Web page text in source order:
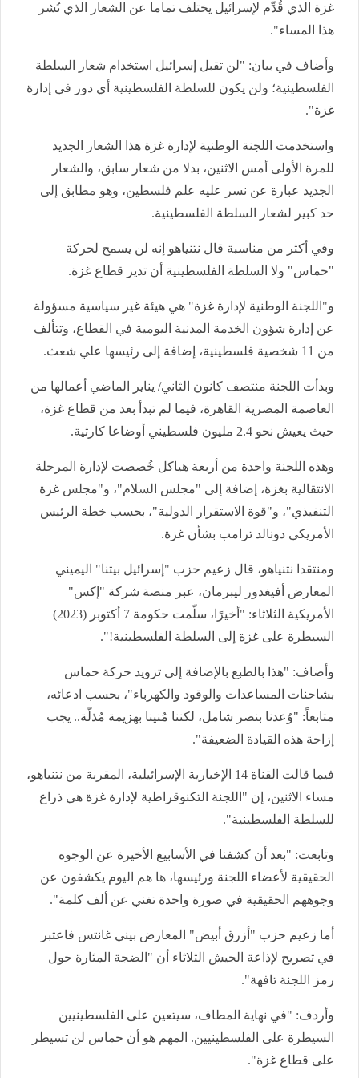
غزة الذي قُدِّم لإسرائيل يختلف تماما عن الشعار الذي نُشر
هذا المساء".
وأضاف في بيان: "لن تقبل إسرائيل استخدام شعار السلطة
الفلسطينية؛ ولن يكون للسلطة الفلسطينية أي دور في إدارة
غزة".
واستخدمت اللجنة الوطنية لإدارة غزة هذا الشعار الجديد
للمرة الأولى أمس الاثنين، بدلا من شعار سابق، والشعار
الجديد عبارة عن نسر عليه علم فلسطين، وهو مطابق إلى
حد كبير لشعار السلطة الفلسطينية.
وفي أكثر من مناسبة قال نتنياهو إنه لن يسمح لحركة
"حماس" ولا السلطة الفلسطينية أن تدير قطاع غزة.
و"اللجنة الوطنية لإدارة غزة" هي هيئة غير سياسية مسؤولة
عن إدارة شؤون الخدمة المدنية اليومية في القطاع، وتتألف
من 11 شخصية فلسطينية، إضافة إلى رئيسها علي شعث.
وبدأت اللجنة منتصف كانون الثاني/ يناير الماضي أعمالها من
العاصمة المصرية القاهرة، فيما لم تبدأ بعد من قطاع غزة،
حيث يعيش نحو 2.4 مليون فلسطيني أوضاعا كارثية.
وهذه اللجنة واحدة من أربعة هياكل خُصصت لإدارة المرحلة
الانتقالية بغزة، إضافة إلى "مجلس السلام"، و"مجلس غزة
التنفيذي"، و"قوة الاستقرار الدولية"، بحسب خطة الرئيس
الأمريكي دونالد ترامب بشأن غزة.
ومنتقدا نتنياهو، قال زعيم حزب "إسرائيل بيتنا" اليميني
المعارض أفيغدور ليبرمان، عبر منصة شركة "إكس"
الأمريكية الثلاثاء: "أخيرًا، سلّمت حكومة 7 أكتوبر (2023)
السيطرة على غزة إلى السلطة الفلسطينية!".
وأضاف: "هذا بالطبع بالإضافة إلى تزويد حركة حماس
بشاحنات المساعدات والوقود والكهرباء"، بحسب ادعائه،
متابعاً: "وُعدنا بنصر شامل، لكننا مُنينا بهزيمة مُذلّة.. يجب
إزاحة هذه القيادة الضعيفة".
فيما قالت القناة 14 الإخبارية الإسرائيلية، المقربة من نتنياهو،
مساء الاثنين، إن "اللجنة التكنوقراطية لإدارة غزة هي ذراع
للسلطة الفلسطينية".
وتابعت: "بعد أن كشفنا في الأسابيع الأخيرة عن الوجوه
الحقيقية لأعضاء اللجنة ورئيسها، ها هم اليوم يكشفون عن
وجوههم الحقيقية في صورة واحدة تغني عن ألف كلمة".
أما زعيم حزب "أزرق أبيض" المعارض بيني غانتس فاعتبر
في تصريح لإذاعة الجيش الثلاثاء أن "الضجة المثارة حول
رمز اللجنة تافهة".
وأردف: "في نهاية المطاف، سيتعين على الفلسطينيين
السيطرة على الفلسطينيين. المهم هو أن حماس لن تسيطر
على قطاع غزة".